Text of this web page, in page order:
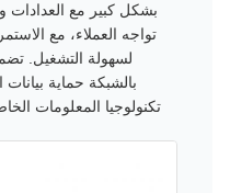
بشكل كبير مع العدادات
تواجه العملاء، مع
لسهولة التشغيل.
بالشبكة حماية
تكنولوجيا المعلومات